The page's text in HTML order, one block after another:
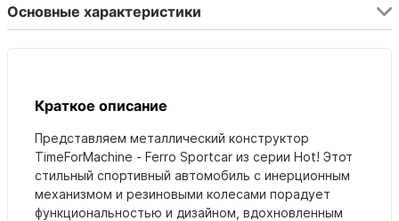
Основные характеристики
Краткое описание
Представляем металлический конструктор
TimeForMachine - Ferro Sportcar из серии Hot! Этот
стильный спортивный автомобиль с инерционным
механизмом и резиновыми колесами порадует
функциональностью и дизайном, вдохновленным